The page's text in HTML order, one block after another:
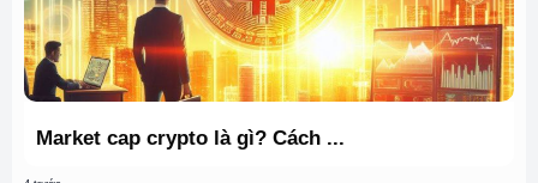
Market cap crypto là gì? Cách ...